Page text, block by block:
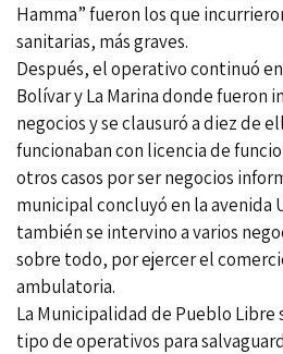
Hamma” fueron los que
sanitarias, más graves.
Después, el operativo continuó
Bolívar y La Marina donde fueron
negocios y se clausuró a diez de
funcionaban con licencia de
otros casos por ser negocios
municipal concluyó en la avenida
también se intervino a varios
sobre todo, por ejercer el
ambulatoria.
La Municipalidad de Pueblo Libre
tipo de operativos para